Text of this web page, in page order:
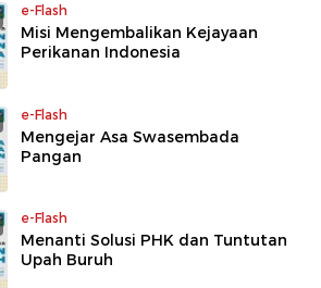
e-Flash
Misi Mengembalikan Kejayaan
Perikanan Indonesia
e-Flash
Mengejar Asa Swasembada
Pangan
e-Flash
Menanti Solusi PHK dan Tuntutan
Upah Buruh